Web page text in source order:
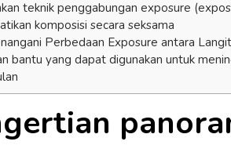
teknik penggabungan exposure
komposisi secara seksama
Perbedaan Exposure antara
bantu yang dapat digunakan untuk